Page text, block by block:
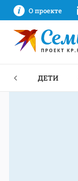
О проекте
ДЕТИ